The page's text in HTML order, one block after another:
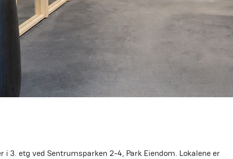
i 3. etg ved Sentrumsparken 2-4, Park Eiendom. Lokalene er